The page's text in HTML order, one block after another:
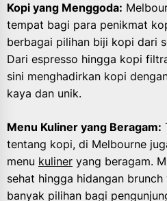
Kopi yang Menggoda:
tempat bagi para penikmat
berbagai pilihan biji kopi dari
Dari espresso hingga kopi
sini menghadirkan kopi
kaya dan unik.
Menu Kuliner yang Beragam:
tentang kopi, di Melbourne
menu kuliner yang beragam.
sehat hingga hidangan
banyak pilihan bagi